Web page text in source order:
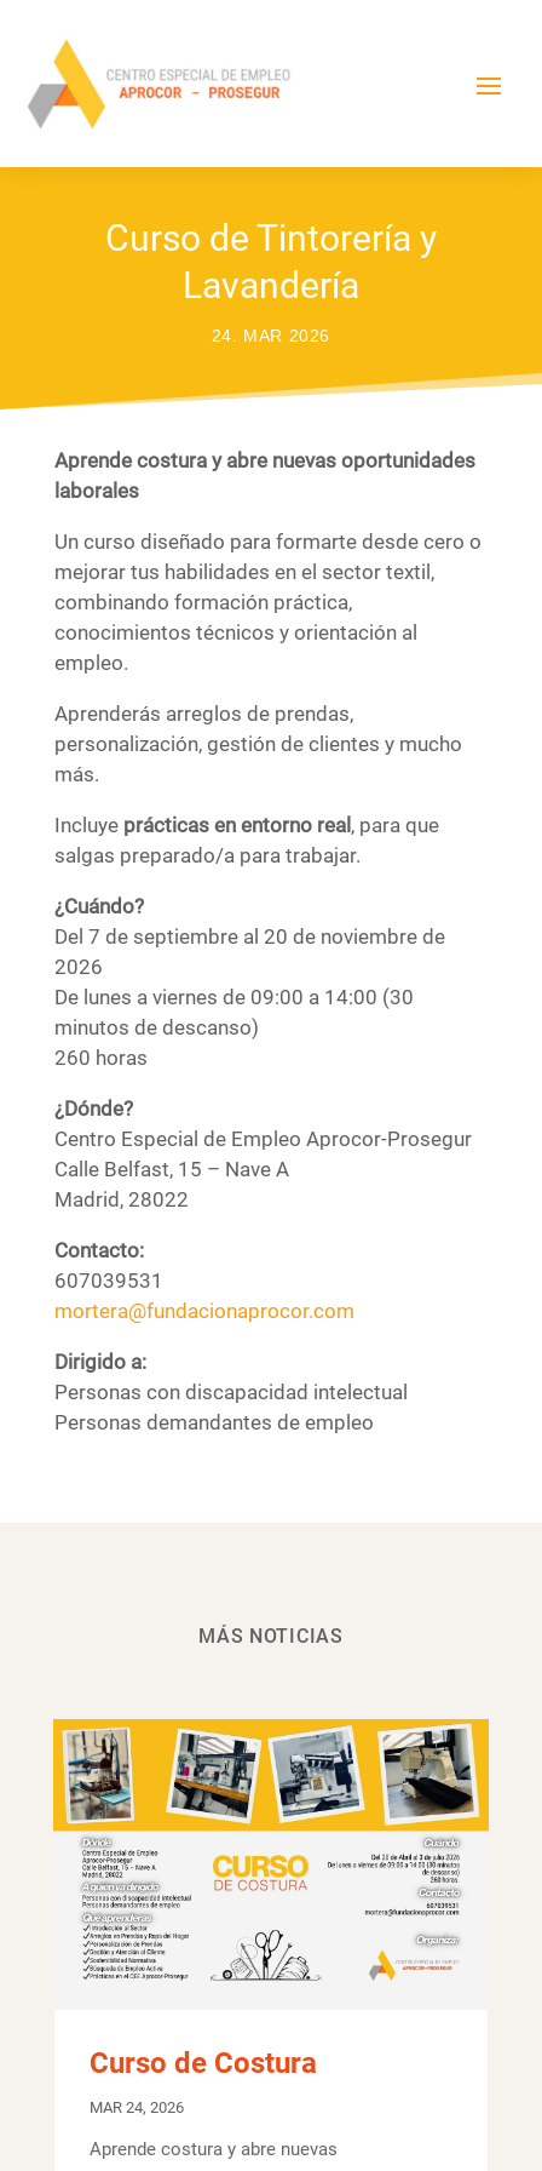
Curso de Tintorería y
Lavandería
24. MAR 2026
Aprende costura y abre nuevas oportunidades
laborales
Un curso diseñado para formarte desde cero o
mejorar tus habilidades en el sector textil,
combinando formación práctica,
conocimientos técnicos y orientación al
empleo.
Aprenderás arreglos de prendas,
personalización, gestión de clientes y mucho
más.
Incluye prácticas en entorno real , para que
salgas preparado/a para trabajar.
¿Cuándo?
Del 7 de septiembre al 20 de noviembre de
2026
De lunes a viernes de 09:00 a 14:00 (30
minutos de descanso)
260 horas
¿Dónde?
Centro Especial de Empleo Aprocor-Prosegur
Calle Belfast, 15 – Nave A
Madrid, 28022
Contacto:
607039531
mortera@fundacionaprocor.com
Dirigido a:
Personas con discapacidad intelectual
Personas demandantes de empleo
MÁS NOTICIAS
Curso de Costura
MAR 24, 2026
Aprende costura y abre nuevas